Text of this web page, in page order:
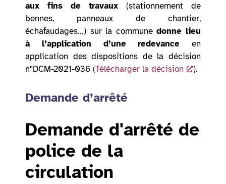
aux fins de travaux (stationnement de
bennes, panneaux de chantier,
échafaudages…) sur la communedonne lieu
à l’application d’une redevance en
application des dispositions de la décision
n°DCM-2021-036 (Télécharger la décision ).
Demande d’arrêté
Demande d'arrêté de
police de la
circulation